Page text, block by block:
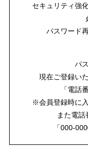
セキュリティ強
パスワード
パ
現在ご登録い
「電話
※会員登録時に
また電
「000-